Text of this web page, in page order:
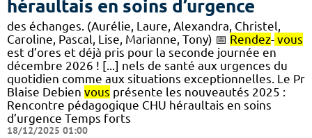
héraultais en soins d’urgence
des échanges. (Aurélie, Laure, Alexandra, Christel,
Caroline, Pascal, Lise, Marianne, Tony) 📅 Rendez- vous
est d’ores et déjà pris pour la seconde journée en
décembre 2026 ! [...] nels de santé aux urgences du
quotidien comme aux situations exceptionnelles. Le Pr
Blaise Debien vous présente les nouveautés 2025​ :
Rencontre pédagogique CHU héraultais en soins
d’urgence Temps forts
18/12/2025 01:00